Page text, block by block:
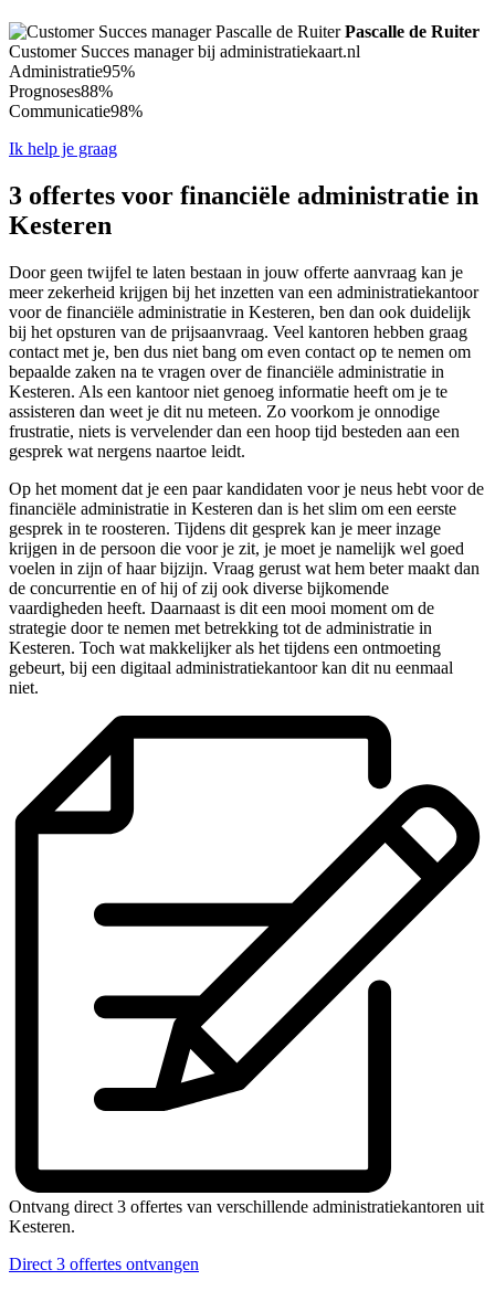
Pascalle de Ruiter
Customer Succes manager bij administratiekaart.nl
Administratie95%
Prognoses88%
Communicatie98%
Ik help je graag
3 offertes voor financiële administratie in
Kesteren
Door geen twijfel te laten bestaan in jouw offerte aanvraag kan je
meer zekerheid krijgen bij het inzetten van een administratiekantoor
voor de financiële administratie in Kesteren, ben dan ook duidelijk
bij het opsturen van de prijsaanvraag. Veel kantoren hebben graag
contact met je, ben dus niet bang om even contact op te nemen om
bepaalde zaken na te vragen over de financiële administratie in
Kesteren. Als een kantoor niet genoeg informatie heeft om je te
assisteren dan weet je dit nu meteen. Zo voorkom je onnodige
frustratie, niets is vervelender dan een hoop tijd besteden aan een
gesprek wat nergens naartoe leidt.
Op het moment dat je een paar kandidaten voor je neus hebt voor de
financiële administratie in Kesteren dan is het slim om een eerste
gesprek in te roosteren. Tijdens dit gesprek kan je meer inzage
krijgen in de persoon die voor je zit, je moet je namelijk wel goed
voelen in zijn of haar bijzijn. Vraag gerust wat hem beter maakt dan
de concurrentie en of hij of zij ook diverse bijkomende
vaardigheden heeft. Daarnaast is dit een mooi moment om de
strategie door te nemen met betrekking tot de administratie in
Kesteren. Toch wat makkelijker als het tijdens een ontmoeting
gebeurt, bij een digitaal administratiekantoor kan dit nu eenmaal
niet.
Ontvang direct 3 offertes van verschillende administratiekantoren uit
Kesteren.
Direct 3 offertes ontvangen